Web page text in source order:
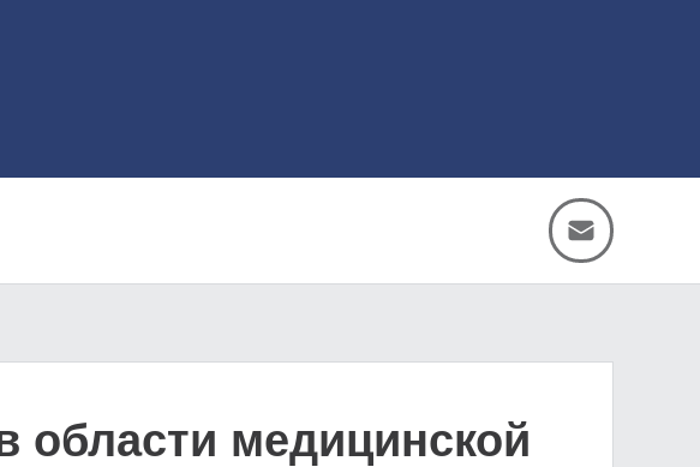
области медицинской